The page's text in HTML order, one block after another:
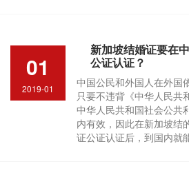
01
2019-01
新加坡结婚证要在
公证认证？
中国公民和外国人在外国
只要不违背《中华人民共
中华人民共和国社会公共
内有效，因此在新加坡结
证公证认证后，到国内就